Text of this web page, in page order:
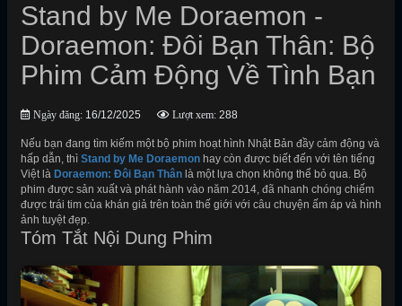
Stand by Me Doraemon -
Doraemon: Đôi Bạn Thân: Bộ
Phim Cảm Động Về Tình Bạn
Ngày đăng: 16/12/2025 Lượt xem: 288
Nếu bạn đang tìm kiếm một bộ phim hoạt hình Nhật Bản đầy cảm động và
hấp dẫn, thì Stand by Me Doraemon hay còn được biết đến với tên tiếng
Việt là Doraemon: Đôi Bạn Thân là một lựa chọn không thể bỏ qua. Bộ
phim được sản xuất và phát hành vào năm 2014, đã nhanh chóng chiếm
được trái tim của khán giả trên toàn thế giới với câu chuyện ấm áp và hình
ảnh tuyệt đẹp.
Tóm Tắt Nội Dung Phim